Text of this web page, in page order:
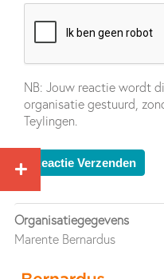
NB: Jouw reactie wordt
organisatie gestuurd,
Teylingen.
Organisatiegegevens
Marente Bernardus